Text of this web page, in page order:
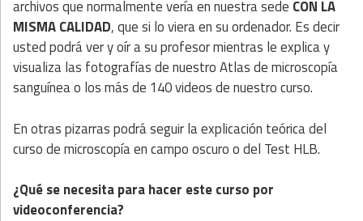
archivos que normalmente vería en nuestra sede CON LA
MISMA CALIDAD, que si lo viera en su ordenador. Es decir
usted podrá ver y oír a su profesor mientras le explica y
visualiza las fotografías de nuestro Atlas de microscopía
sanguínea o los más de 140 videos de nuestro curso.
En otras pizarras podrá seguir la explicación teórica del
curso de microscopía en campo oscuro o del Test HLB.
¿Qué se necesita para hacer este curso por
videoconferencia?